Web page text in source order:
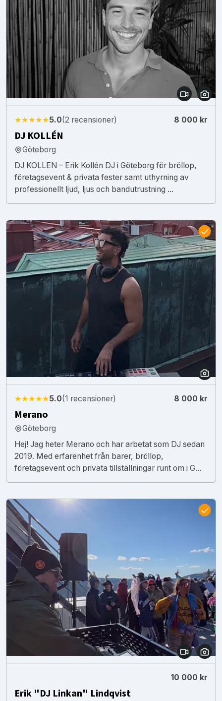
★★★★★5.0(2 recensioner) 8 000 kr
DJ KOLLÉN
Göteborg
DJ KOLLEN – Erik Kollén DJ i Göteborg för bröllop,
företagsevent & privata fester samt uthyrning av
professionellt ljud, ljus och bandutrustning ...
★★★★★5.0(1 recensioner) 8 000 kr
Merano
Göteborg
Hej! Jag heter Merano och har arbetat som DJ sedan
2019. Med erfarenhet från barer, bröllop,
företagsevent och privata tillställningar runt om i G...
10 000 kr
Erik "DJ Linkan" Lindqvist